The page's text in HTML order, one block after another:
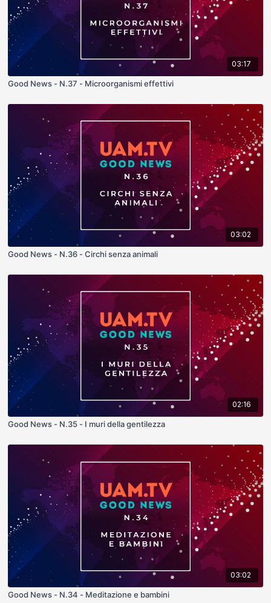
03:17
Good News - N.37 - Microorganismi effettivi
03:02
Good News - N.36 - Circhi senza animali
02:16
Good News - N.35 - I muri della gentilezza
03:02
Good News - N.34 - Meditazione e bambini